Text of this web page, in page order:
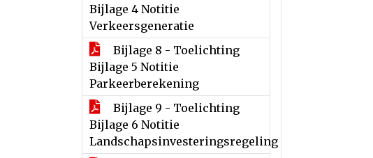
Bijlage 4 Notitie
Verkeersgeneratie
Bijlage 8 - Toelichting
Bijlage 5 Notitie
Parkeerberekening
Bijlage 9 - Toelichting
Bijlage 6 Notitie
Landschapsinvesteringsregeling